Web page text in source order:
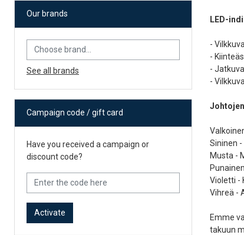
Our brands
See all brands
Campaign code / gift card
Have you received a campaign or
discount code?
Activate
LED-
-
-
-
-
Sininen -
Musta -
Violetti -
Vihreä -
Emme
takuun